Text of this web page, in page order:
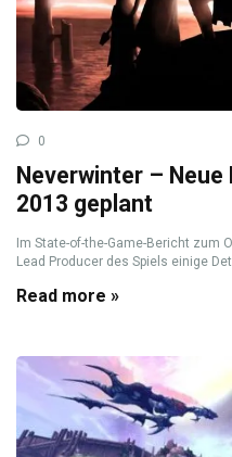
0
Neverwinter –
2013 geplant
Im State-of-the-Game-Bericht zum
Lead Producer des Spiels einige
Read more »